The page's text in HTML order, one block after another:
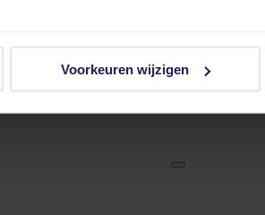
Voorkeuren wijzigen